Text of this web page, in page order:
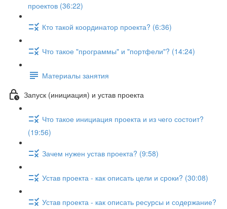
проектов (36:22)
Кто такой координатор проекта? (6:36)
Что такое "программы" и "портфели"? (14:24)
Материалы занятия
Запуск (инициация) и устав проекта
Что такое инициация проекта и из чего состоит?
(19:56)
Зачем нужен устав проекта? (9:58)
Устав проекта - как описать цели и сроки? (30:08)
Устав проекта - как описать ресурсы и содержание?